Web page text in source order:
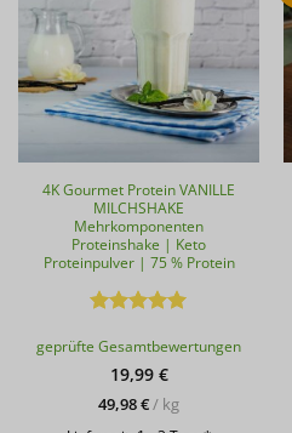
4K Gourmet Protein VANILLE
MILCHSHAKE
Mehrkomponenten
Proteinshake | Keto
Proteinpulver | 75 % Protein
mit5von
geprüfte Gesamtbewertungen
19,99 €
49,98€/ kg